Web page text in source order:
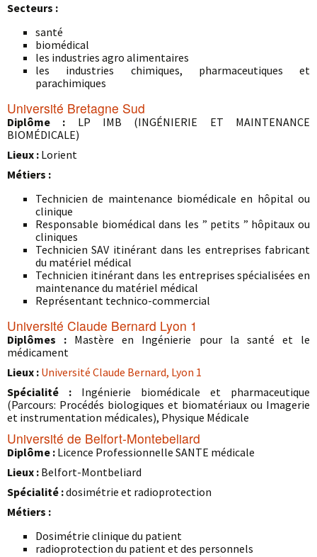
Secteurs :
santé
biomédical
les industries agro alimentaires
les industries chimiques, pharmaceutiques et
parachimiques
Université Bretagne Sud
Diplôme : LP IMB (INGÉNIERIE ET MAINTENANCE
BIOMÉDICALE)
Lieux : Lorient
Métiers :
Technicien de maintenance biomédicale en hôpital ou
clinique
Responsable biomédical dans les ” petits ” hôpitaux ou
cliniques
Technicien SAV itinérant dans les entreprises fabricant
du matériel médical
Technicien itinérant dans les entreprises spécialisées en
maintenance du matériel médical
Représentant technico-commercial
Université Claude Bernard Lyon 1
Diplômes : Mastère en Ingénierie pour la santé et le
médicament
Lieux : Université Claude Bernard, Lyon 1
Spécialité : Ingénierie biomédicale et pharmaceutique
(Parcours: Procédés biologiques et biomatériaux ou Imagerie
et instrumentation médicales), Physique Médicale
Université de Belfort-Montebeliard
Diplôme : Licence Professionnelle SANTE médicale
Lieux : Belfort-Montbeliard
Spécialité :dosimétrie et radioprotection
Métiers :
Dosimétrie clinique du patient
radioprotection du patient et des personnels